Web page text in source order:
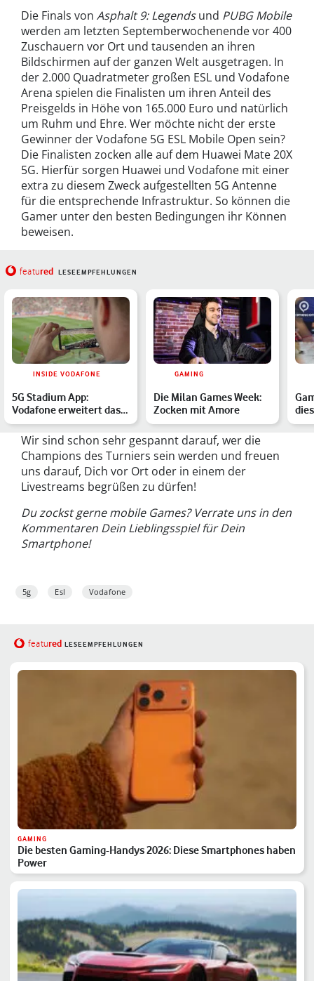
Die Finals von Asphalt 9: Legendsund PUBG Mobile
werden am letzten Septemberwochenende vor 400
Zuschauern vor Ort und tausenden an ihren
Bildschirmen auf der ganzen Welt ausgetragen. In
der 2.000 Quadratmeter großen ESL und Vodafone
Arena spielen die Finalisten um ihren Anteil des
Preisgelds in Höhe von 165.000 Euro und natürlich
um Ruhm und Ehre. Wer möchte nicht der erste
Gewinner der Vodafone 5G ESL Mobile Open sein?
Die Finalisten zocken alle auf dem Huawei Mate 20X
5G. Hierfür sorgen Huawei und Vodafone mit einer
extra zu diesem Zweck aufgestellten 5G Antenne
für die entsprechende Infrastruktur. So können die
Gamer unter den besten Bedingungen ihr Können
beweisen.
featured LESEEMPFEHLUNGEN
INSIDE VODAFONE
5G Stadium App:
Vodafone erweitert das
Fußball-Erlebnis mit
Augme…
GAMING
Die Milan Games Week:
Zocken mit Amore
Wir sind schon sehr gespannt darauf, wer die
Champions des Turniers sein werden und freuen
uns darauf, Dich vor Ort oder in einem der
Livestreams begrüßen zu dürfen!
Du zockst gerne mobile Games? Verrate uns in den
Kommentaren Dein Lieblingsspiel für Dein
Smartphone!
5g Esl Vodafone
featured LESEEMPFEHLUNGEN
GAMING
Die besten Gaming-Handys 2026: Diese Smartphones haben
Power